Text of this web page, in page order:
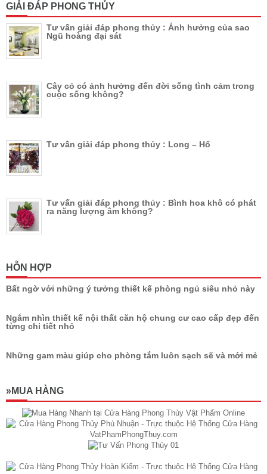
GIẢI ĐÁP PHONG THỦY
Tư vấn giải đáp phong thủy : Ảnh hưởng của sao
Ngũ hoàng đại sát
Cây cỏ có ảnh hưởng đến đời sống tình cảm trong
cuộc sống không?
Tư vấn giải đáp phong thủy : Long – Hổ
Tư vấn giải đáp phong thủy : Bình hoa khô có phát
ra năng lượng âm không?
HỖN HỢP
Bất ngờ với những ý tưởng thiết kế phòng ngủ siêu nhỏ này
Ngắm nhìn thiết kế nội thất căn hộ chung cư cao cấp đẹp đến
từng chi tiết nhỏ
Những gam màu giúp cho phòng tắm luôn sạch sẽ và mới mẻ
»MUA HÀNG